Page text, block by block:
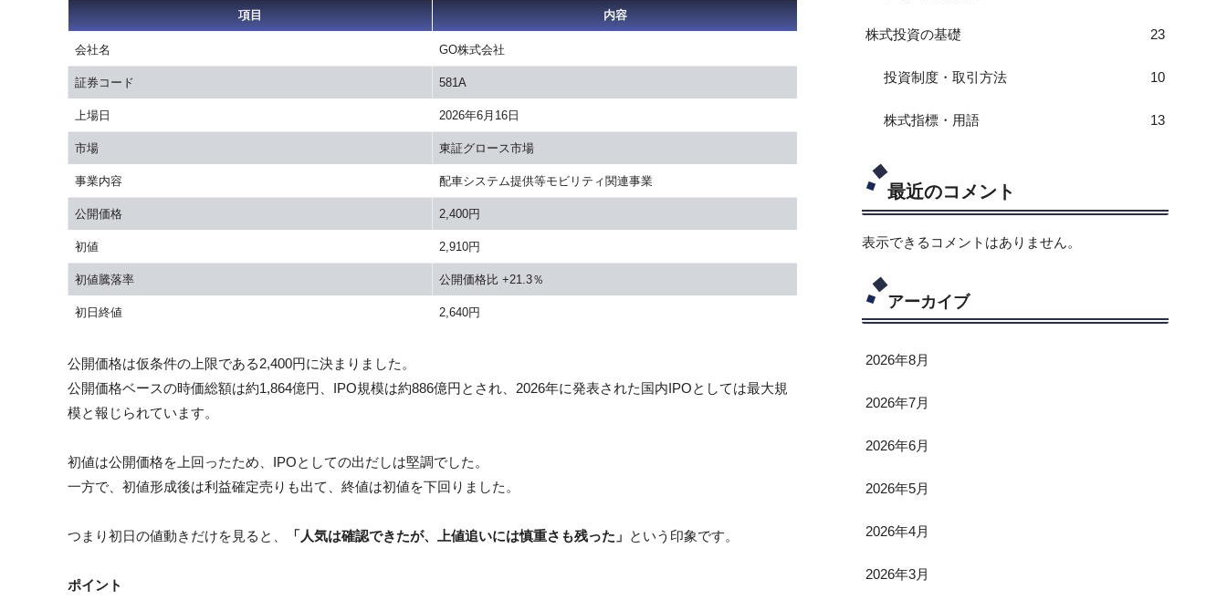
項目 内容
会社名 GO株式会社
証券コード 581A
上場日 2026年6月16日
市場 東証グロース市場
事業内容 配車システム提供等モビリティ関連事業
公開価格 2,400円
初値 2,910円
初値騰落率 公開価格比 +21.3％
初日終値 2,640円
公開価格は仮条件の上限である2,400円に決まりました。
公開価格ベースの時価総額は約1,864億円、IPO規模は約886億円とされ、2026年に発表された国内IPOとしては最大規
模と報じられています。
初値は公開価格を上回ったため、IPOとしての出だしは堅調でした。
一方で、初値形成後は利益確定売りも出て、終値は初値を下回りました。
つまり初日の値動きだけを見ると、 「人気は確認できたが、上値追いには慎重さも残った」 という印象です。
ポイント
株式投資の基礎 23
投資制度・取引方法 10
株式指標・用語 13
最近のコメント
表示できるコメントはありません。
アーカイブ
2026年8月
2026年7月
2026年6月
2026年5月
2026年4月
2026年3月